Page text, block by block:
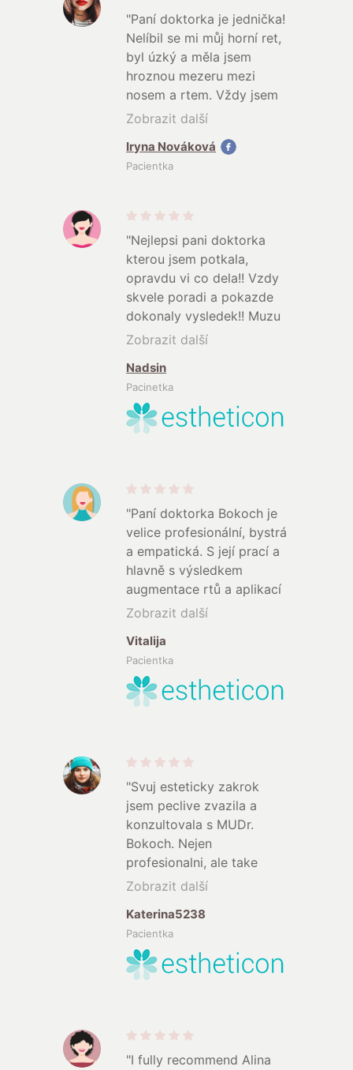
"Paní doktorka je jednička!
Nelíbil se mi můj horní ret,
byl úzký a měla jsem
hroznou mezeru mezi
nosem a rtem. Vždy jsem
toužila po plnějších rtech
s tím prostě musím smířit,
protože napíchané kačeří
jsem si během dvou
dvakrát, velikost je teď
přesně taková, jakou jsem
si představovala. Naprostá
spokojenost! Děkuji♥️
"
Zobrazit další
Iryna Nováková
Pacientka
"Nejlepsi pani doktorka
kterou jsem potkala,
opravdu vi co dela!! Vzdy
skvele poradi a pokazde
dokonaly vysledek!! Muzu
jen a jen doporucit!!!
vadit tak to ze ma delsi
cekaci dobu, uz jen tak se
k ni nedostanes(( Ale u ni
se vzdycky vyplati
jste!
"
Zobrazit další
Nadsin
Pacinetka
"Paní doktorka Bokoch je
velice profesionální, bystrá
a empatická. S její prací a
hlavně s výsledkem
augmentace rtů a aplikací
botulotoxinu jsem velice
pracuje s velkým citem a
razí zásadu, že méně je
někdy více, čímž si získala
moji důvěru. Vřele
Zobrazit další
Vitalija
Pacientka
"Svuj esteticky zakrok
jsem peclive zvazila a
konzultovala s MUDr.
Bokoch. Nejen
profesionalni, ale take
osobni pristup lekarky me
uvolnila a podstoupila vse
v psychicke pohode.
Vysledek uzasny a nebyla
jsem urcite naposledy.
Zobrazit další
Katerina5238
Pacientka
"I fully recommend Alina